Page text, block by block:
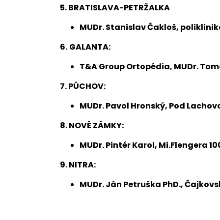
5. BRATISLAVA-PETRŽALKA
MUDr. Stanislav Čakloš,
6. GALANTA:
T&A Group Ortopédia, MUDr.
7. PÚCHOV:
MUDr. Pavol Hronský, Pod
8. NOVÉ ZÁMKY:
MUDr. Pintér Karol, Mi.Flengera
9. NITRA:
MUDr. Ján Petruška PhD.,